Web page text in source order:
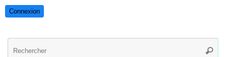
Connexion